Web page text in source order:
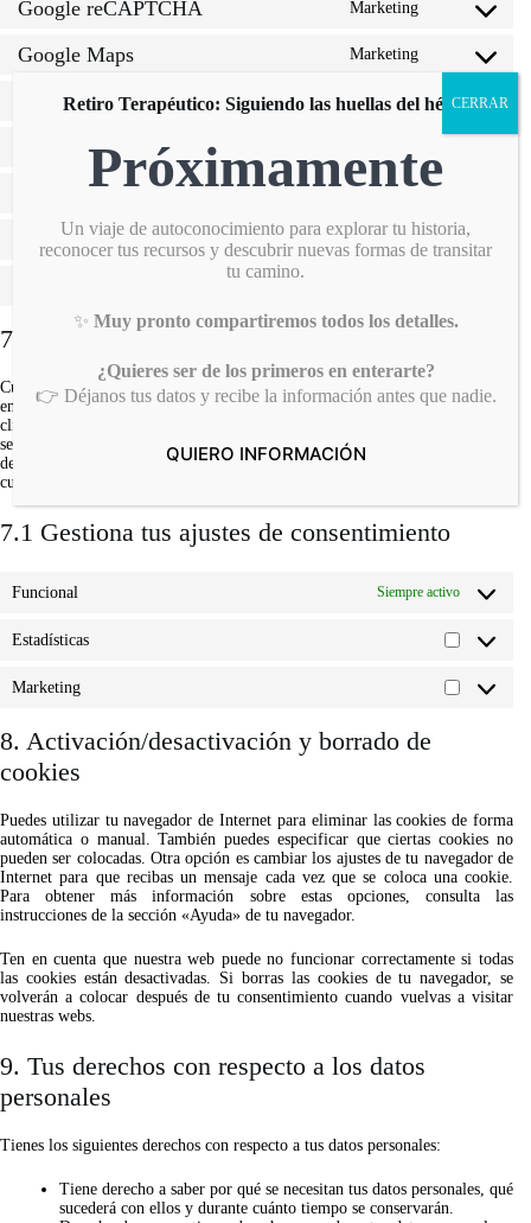
service
Google reCAPTCHA Marketing
Consent
service
google-
recaptcha
Google Maps Marketing
Consent
to
service
maps
Facebook Marketing, Funcional
Consent
facebook
to
service
WhatsApp
service
whatsapp
WordPress Funcional
Consent
to
service
7. Consentimiento
Cuando visites nuestra web por primera vez, te mostraremos una ventana
emergente con una explicación sobre las cookies. Tan pronto como hagas
clic en «Aceptar», aceptas que usemos todas las cookies y plugins tal como
se describe en la ventana emergente y en esta política de cookies. Puedes
desactivar el uso de cookies a través de tu navegador, pero, por favor, ten en
cuenta que nuestra web puede dejar de funcionar correctamente.
7.1 Gestiona tus ajustes de consentimiento
Funcional Siempre activo
Estadísticas
Marketing
8. Activación/desactivación y borrado de
cookies
Puedes utilizar tu navegador de Internet para eliminar las cookies de forma
automática o manual. También puedes especificar que ciertas cookies no
pueden ser colocadas. Otra opción es cambiar los ajustes de tu navegador de
Internet para que recibas un mensaje cada vez que se coloca una cookie.
Para obtener más información sobre estas opciones, consulta las
instrucciones de la sección «Ayuda» de tu navegador.
Ten en cuenta que nuestra web puede no funcionar correctamente si todas
las cookies están desactivadas. Si borras las cookies de tu navegador, se
volverán a colocar después de tu consentimiento cuando vuelvas a visitar
nuestras webs.
9. Tus derechos con respecto a los datos
personales
Tienes los siguientes derechos con respecto a tus datos personales:
Tiene derecho a saber por qué se necesitan tus datos personales, qué
sucederá con ellos y durante cuánto tiempo se conservarán.
Retiro Terapéutico: Siguiendo las huellas del héroe
Próximamente
Un viaje de autoconocimiento para explorar tu historia,
reconocer tus recursos y descubrir nuevas formas de transitar
tu camino.
✨ Muy pronto compartiremos todos los detalles.
¿Quieres ser de los primeros en enterarte?
👉 Déjanos tus datos y recibe la información antes que nadie.
QUIERO INFORMACIÓN
CERRAR